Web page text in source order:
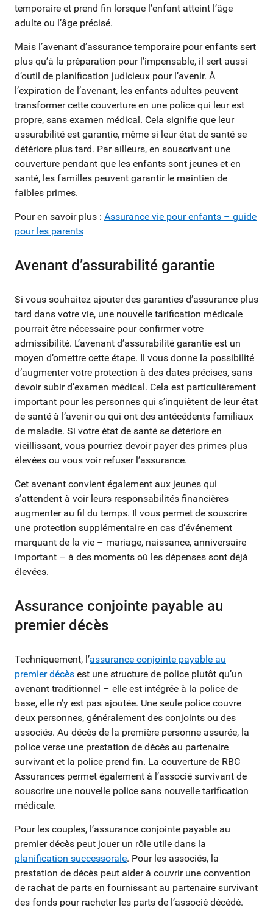
temporaire et prend fin lorsque l’enfant atteint l’âge
adulte ou l’âge précisé.
Mais l’avenant d’assurance temporaire pour enfants sert
plus qu’à la préparation pour l’impensable, il sert aussi
d’outil de planification judicieux pour l’avenir. À
l’expiration de l’avenant, les enfants adultes peuvent
transformer cette couverture en une police qui leur est
propre, sans examen médical. Cela signifie que leur
assurabilité est garantie, même si leur état de santé se
détériore plus tard. Par ailleurs, en souscrivant une
couverture pendant que les enfants sont jeunes et en
santé, les familles peuvent garantir le maintien de
faibles primes.
Pour en savoir plus : Assurance vie pour enfants – guide
pour les parents
Avenant d’assurabilité garantie
Si vous souhaitez ajouter des garanties d’assurance plus
tard dans votre vie, une nouvelle tarification médicale
pourrait être nécessaire pour confirmer votre
admissibilité. L’avenant d’assurabilité garantie est un
moyen d’omettre cette étape. Il vous donne la possibilité
d’augmenter votre protection à des dates précises, sans
devoir subir d’examen médical. Cela est particulièrement
important pour les personnes qui s’inquiètent de leur état
de santé à l’avenir ou qui ont des antécédents familiaux
de maladie. Si votre état de santé se détériore en
vieillissant, vous pourriez devoir payer des primes plus
élevées ou vous voir refuser l’assurance.
Cet avenant convient également aux jeunes qui
s’attendent à voir leurs responsabilités financières
augmenter au fil du temps. Il vous permet de souscrire
une protection supplémentaire en cas d’événement
marquant de la vie – mariage, naissance, anniversaire
important – à des moments où les dépenses sont déjà
élevées.
Assurance conjointe payable au
premier décès
Techniquement, l’assurance conjointe payable au
premier décès est une structure de police plutôt qu’un
avenant traditionnel – elle est intégrée à la police de
base, elle n’y est pas ajoutée. Une seule police couvre
deux personnes, généralement des conjoints ou des
associés. Au décès de la première personne assurée, la
police verse une prestation de décès au partenaire
survivant et la police prend fin. La couverture de RBC
Assurances permet également à l’associé survivant de
souscrire une nouvelle police sans nouvelle tarification
médicale.
Pour les couples, l’assurance conjointe payable au
premier décès peut jouer un rôle utile dans la
planification successorale. Pour les associés, la
prestation de décès peut aider à couvrir une convention
de rachat de parts en fournissant au partenaire survivant
des fonds pour racheter les parts de l’associé décédé.